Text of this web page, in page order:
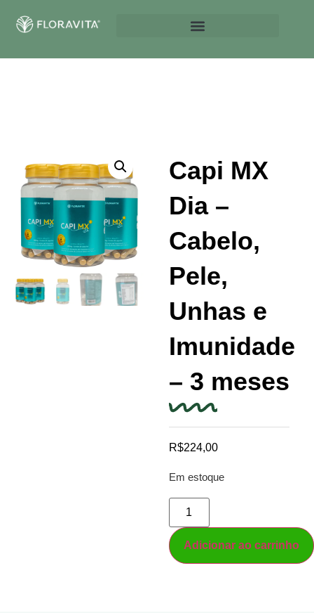
Capi MX
Dia –
Cabelo,
Pele,
Unhas e
Imunidade
– 3 meses
R$224,00
Em estoque
Adicionar ao carrinho